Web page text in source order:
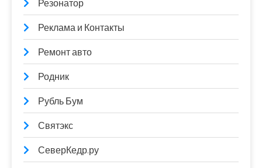
Резонатор
Реклама и Контакты
Ремонт авто
Родник
Рубль Бум
Святэкс
СеверКедр.ру